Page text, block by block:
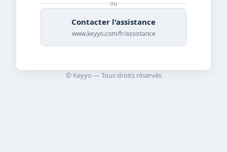
ou
Contacter l'assistance
www.keyyo.com/fr/assistance
© Keyyo — Tous droits réservés